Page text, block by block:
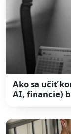
Ako sa učiť
AI, financie)